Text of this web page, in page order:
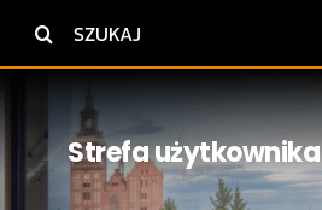
Strefa użytkownika